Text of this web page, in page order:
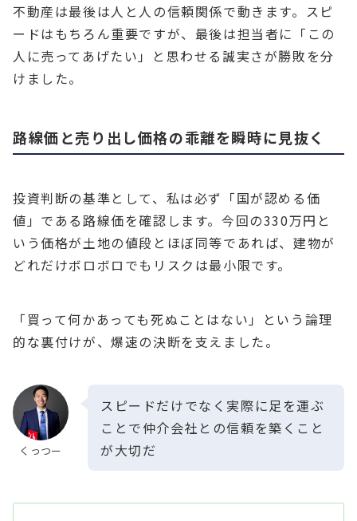
不動産は最後は人と人の信頼関係で動きます。スピ
ードはもちろん重要ですが、最後は担当者に「この
人に売ってあげたい」と思わせる誠実さが勝敗を分
けました。
路線価と売り出し価格の乖離を瞬時に見抜く
投資判断の基準として、私は必ず「国が認める価
値」である路線価を確認します。今回の330万円と
いう価格が土地の値段とほぼ同等であれば、建物が
どれだけボロボロでもリスクは最小限です。
「買って何かあっても死ぬことはない」という論理
的な裏付けが、爆速の決断を支えました。
くっつー
スピードだけでなく実際に足を運ぶ
ことで仲介会社との信頼を築くこと
が大切だ